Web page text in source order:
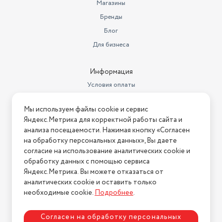
2.3 кг
8 м²
Количество режимов работы
1
Магазины
Бренды
Блог
Для бизнеса
Информация
Условия оплаты
Условия возврата
Нашли ошибку на сайте? Напишите нам
2026 © Интернет-магазин "АстМаркет". У нас есть всё!
Политика конфиденциальности
Мы используем файлы cookie и сервис
Яндекс.Метрика для корректной работы сайта и
анализа посещаемости. Нажимая кнопку «Согласен
на обработку персональных данных», Вы даете
согласие на использование аналитических cookie и
обработку данных с помощью сервиса
Яндекс.Метрика. Вы можете отказаться от
аналитических cookie и оставить только
необходимые cookie.Подробнее.
Согласен на обработку персональных